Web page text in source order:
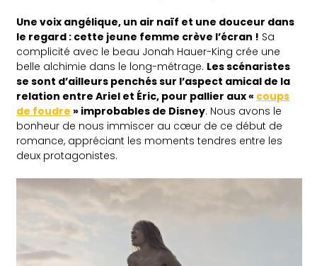
Une voix angélique, un air naïf et une douceur dans
le regard : cette jeune femme crève l’écran ! Sa
complicité avec le beau Jonah Hauer-King crée une
belle alchimie dans le long-métrage. Les scénaristes
se sont d’ailleurs penchés sur l’aspect amical de la
relation entre Ariel et Éric, pour pallier aux « coups
de foudre » improbables de Disney. Nous avons le
bonheur de nous immiscer au cœur de ce début de
romance, appréciant les moments tendres entre les
deux protagonistes.